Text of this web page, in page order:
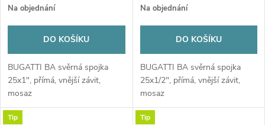
cena:
Na objednání
DO KOŠÍKU
BUGATTI BA svěrná spojka
25x1", přímá, vnější závit,
mosaz
cena:
Na objednání
DO KOŠÍKU
BUGATTI BA svěrná spojka
25x1/2", přímá, vnější závit,
mosaz
Tip Tip